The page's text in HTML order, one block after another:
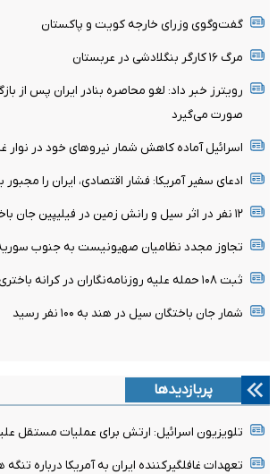
گفت‌وگوی وزرای خارجه کویت و پاکستان
مرگ ۱۶ کارگر بنگلادشی در عربستان
رویترز خبر داد: لغو محاصره بنادر ایران پس از
صورت می‌گیرد
اسرائیل آماده کاهش شمار نیروهای خود در نوار
ادعای سفیر آمریکا: فشار اقتصادی، ایران را
۱۲ نفر در اثر سیل و رانش زمین در فیلیپین جان باختند
تجاوز مجدد نظامیان صهیونیست به جنوب
ثبت ۱۰۸ حمله علیه روزنامه‌نگاران در کرانه باختری
شمار جان باختگان سیل در هند به ۱۰۰ نفر رسید
پربازدیدها
تلویزیون اسرائیل: ارتش برای عملیات مستقل
تعهدات غافلگیرکننده ایران به آمریکا درباره تنگه